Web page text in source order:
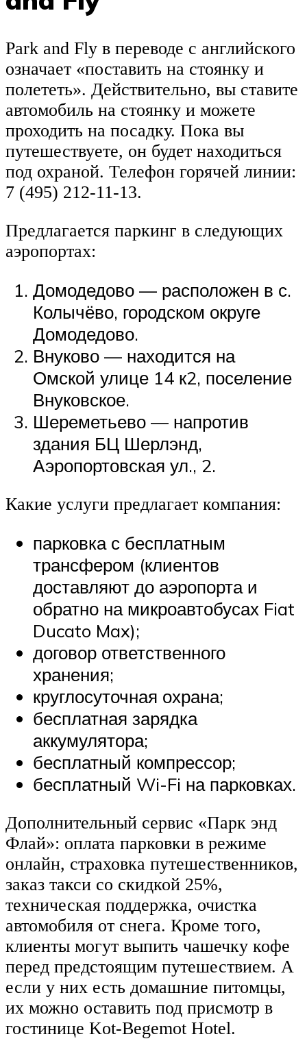
Park and Fly в переводе с английского
означает «поставить на стоянку и
полететь». Действительно, вы ставите
автомобиль на стоянку и можете
проходить на посадку. Пока вы
путешествуете, он будет находиться
под охраной. Телефон горячей линии:
7 (495) 212-11-13.
Предлагается паркинг в следующих
аэропортах:
Домодедово — расположен в с.
Колычёво, городском округе
Домодедово.
Внуково — находится на
Омской улице 14 к2, поселение
Внуковское.
Шереметьево — напротив
здания БЦ Шерлэнд,
Аэропортовская ул., 2.
Какие услуги предлагает компания:
парковка с бесплатным
трансфером (клиентов
доставляют до аэропорта и
обратно на микроавтобусах Fiat
Ducato Max);
договор ответственного
хранения;
круглосуточная охрана;
бесплатная зарядка
аккумулятора;
бесплатный компрессор;
бесплатный Wi-Fi на парковках.
Дополнительный сервис «Парк энд
Флай»: оплата парковки в режиме
онлайн, страховка путешественников,
заказ такси со скидкой 25%,
техническая поддержка, очистка
автомобиля от снега. Кроме того,
клиенты могут выпить чашечку кофе
перед предстоящим путешествием. А
если у них есть домашние питомцы,
их можно оставить под присмотр в
гостинице Kot-Begemot Hotel.